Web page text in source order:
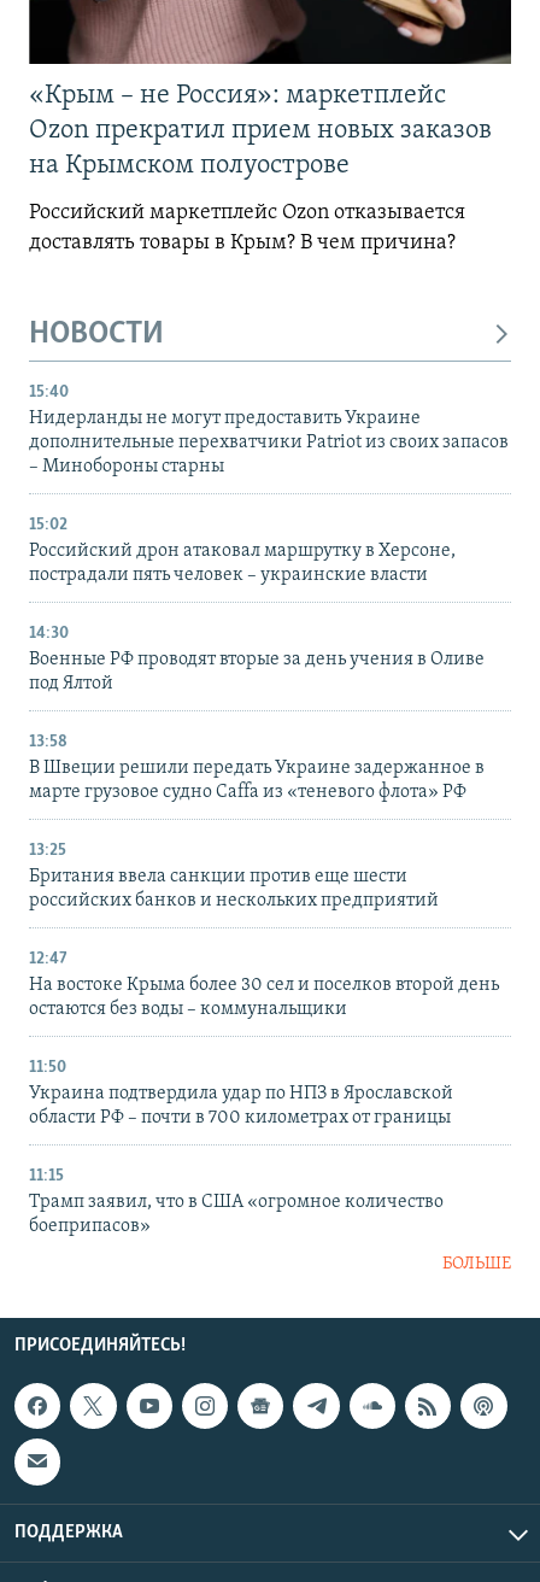
«Крым – не Россия»: маркетплейс
Ozon прекратил прием новых заказов
на Крымском полуострове
Российский маркетплейс Ozon отказывается
доставлять товары в Крым? В чем причина?
НОВОСТИ
15:40
Нидерланды не могут предоставить Украине
дополнительные перехватчики Patriot из своих запасов
– Минобороны старны
15:02
Российский дрон атаковал маршрутку в Херсоне,
пострадали пять человек – украинские власти
14:30
Военные РФ проводят вторые за день учения в Оливе
под Ялтой
13:58
В Швеции решили передать Украине задержанное в
марте грузовое судно Caffa из «теневого флота» РФ
13:25
Британия ввела санкции против еще шести
российских банков и нескольких предприятий
12:47
На востоке Крыма более 30 сел и поселков второй день
остаются без воды – коммунальщики
11:50
Украина подтвердила удар по НПЗ в Ярославской
области РФ – почти в 700 километрах от границы
11:15
Трамп заявил, что в США «огромное количество
боеприпасов»
БОЛЬШЕ
ПРИСОЕДИНЯЙТЕСЬ!
ПОДДЕРЖКА